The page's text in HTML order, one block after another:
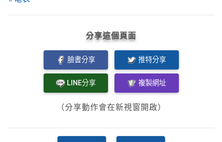
分享這個頁面
臉書分享 推特分享
LINE分享 複製網址
（分享動作會在新視窗開啟）